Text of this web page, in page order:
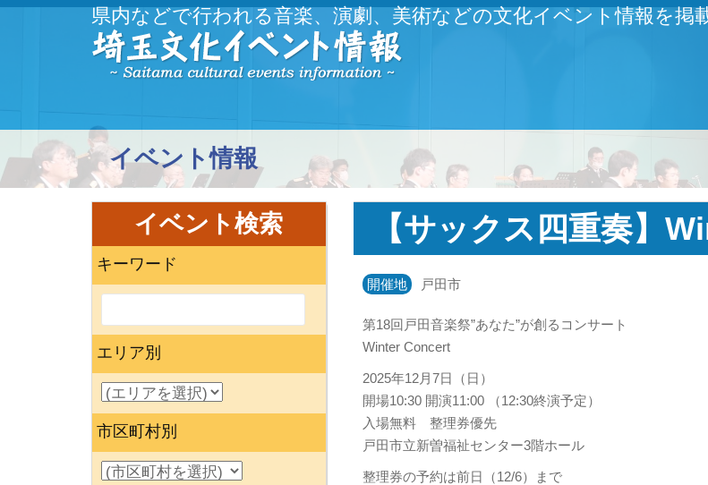
県内などで行われる音楽、演劇、美術などの文化イベント情報を掲
イベント情報
【サックス四重奏】
開催地 戸田市
第18回戸田音楽祭”あなた”が創るコンサート
Winter Concert
2025年12月7日（日）
開場10:30 開演11:00 （12:30終演予定）
入場無料 整理券優先
戸田市立新曽福祉センター3階ホール
整理券の予約は前日（12/6）まで
イベント検索
キーワード
エリア別
市区町村別